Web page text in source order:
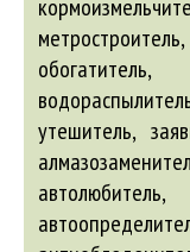
обогатитель,
утешитель,
автолюбитель,